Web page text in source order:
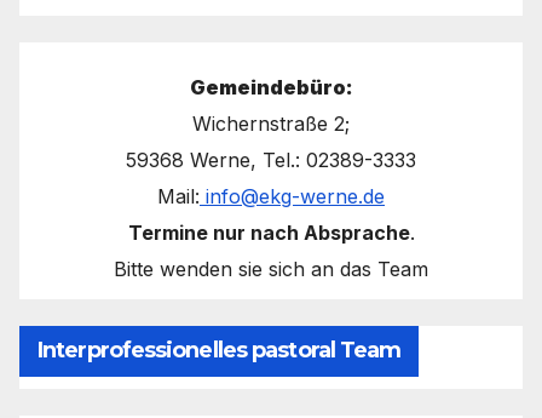
Gemeindebüro:
Wichernstraße 2;
59368 Werne, Tel.: 02389-3333
Mail: info@ekg-werne.de
Termine nur nach Absprache.
Bitte wenden sie sich an das Team
Interprofessionelles pastoral Team